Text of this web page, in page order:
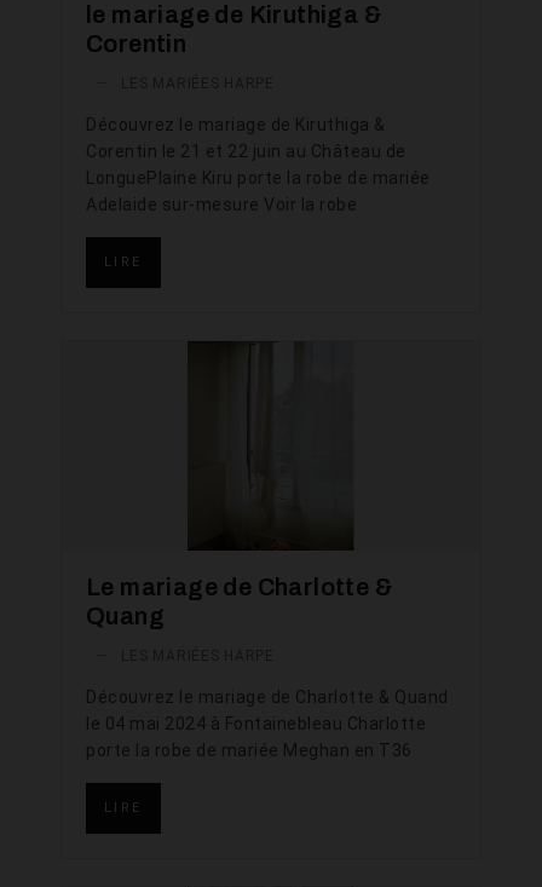
le mariage de Kiruthiga &
Corentin
Découvrez le mariage de Kiruthiga &
Corentin le 21 et 22 juin au Château de
LonguePlaine Kiru porte la robe de mariée
Adelaide sur-mesure Voir la robe
LIRE
Le mariage de Charlotte &
Quang
Découvrez le mariage de Charlotte & Quand
le 04 mai 2024 à Fontainebleau Charlotte
porte la robe de mariée Meghan en T36
LIRE